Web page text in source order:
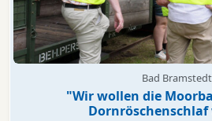
Bad Bramstedt
"Wir wollen die
Dornröschenschlaf